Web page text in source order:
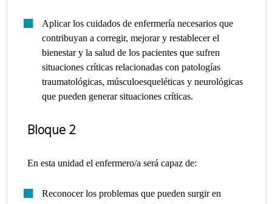
Aplicar los cuidados de enfermería necesarios que
contribuyan a corregir, mejorar y restablecer el
bienestar y la salud de los pacientes que sufren
situaciones críticas relacionadas con patologías
traumatológicas, músculoesqueléticas y neurológicas
que pueden generar situaciones críticas.
Bloque 2
En esta unidad el enfermero/a será capaz de:
Reconocer los problemas que pueden surgir en